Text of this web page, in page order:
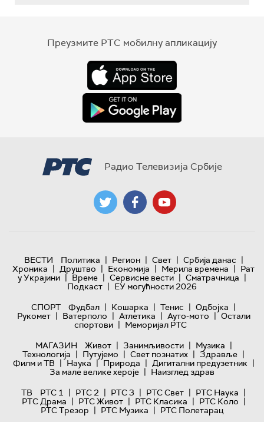
Преузмите РТС мобилну апликацију
Радио Телевизија Србије
ВЕСТИ Политика | Регион | Свет | Србија данас |
Хроника | Друштво | Економија | Мерила времена | Рат
у Украјини | Време | Сервисне вести | Сматрачница |
Подкаст | ЕУ могућности 2026
СПОРТ
Фудбал | Кошарка | Тенис | Одбојка |
Рукомет | Ватерполо | Атлетика | Ауто-мото | Остали
спортови | Меморијал РТС
МАГАЗИН
Живот | Занимљивости | Музика |
Технологијa | Путујемо | Свет познатих | Здравље |
Филм и ТВ | Наука | Природа | Дигитални предузетник |
За мале велике хероје | Наизглед здрав
ТВ
РТС 1 | РТС 2 | РТС 3 | РТС Свет | РТС Наука |
РТС Драма | РТС Живот | РТС Класика | РТС Коло |
РТС Трезор | РТС Музика | РТС Полетарац